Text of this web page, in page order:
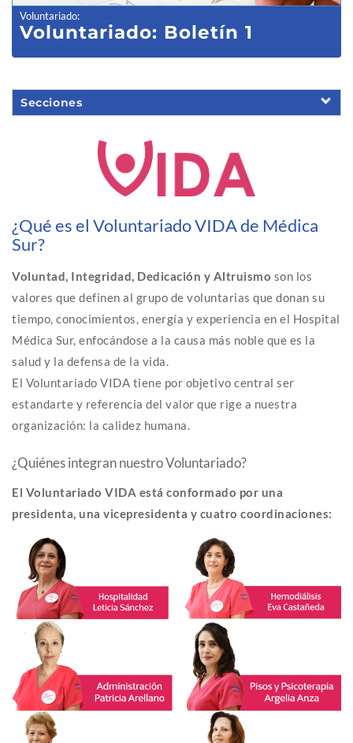
Voluntariado:
Voluntariado: Boletín 1
Secciones
¿Qué es el Voluntariado VIDA de Médica
Sur?
Voluntad, Integridad, Dedicación y Altruismo son los
valores que definen al grupo de voluntarias que donan su
tiempo, conocimientos, energía y experiencia en el Hospital
Médica Sur, enfocándose a la causa más noble que es la
salud y la defensa de la vida.
El Voluntariado VIDA tiene por objetivo central ser
estandarte y referencia del valor que rige a nuestra
organización: la calidez humana.
¿Quiénes integran nuestro Voluntariado?
El Voluntariado VIDA está conformado por una
presidenta, una vicepresidenta y cuatro coordinaciones: